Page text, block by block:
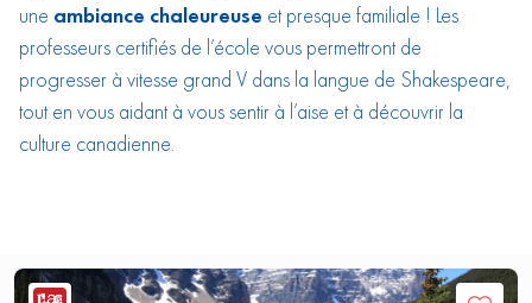
une ambiance chaleureuse et presque familiale ! Les
professeurs certifiés de l’école vous permettront de
progresser à vitesse grand V dans la langue de Shakespeare,
tout en vous aidant à vous sentir à l’aise et à découvrir la
culture canadienne.